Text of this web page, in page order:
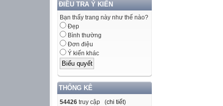
ĐIỀU TRA Ý KIẾN
Bạn thấy trang này như thế nào?
Đẹp
Bình thường
Đơn điệu
Ý kiến khác
THỐNG KÊ
54426 truy cập (chi tiết)